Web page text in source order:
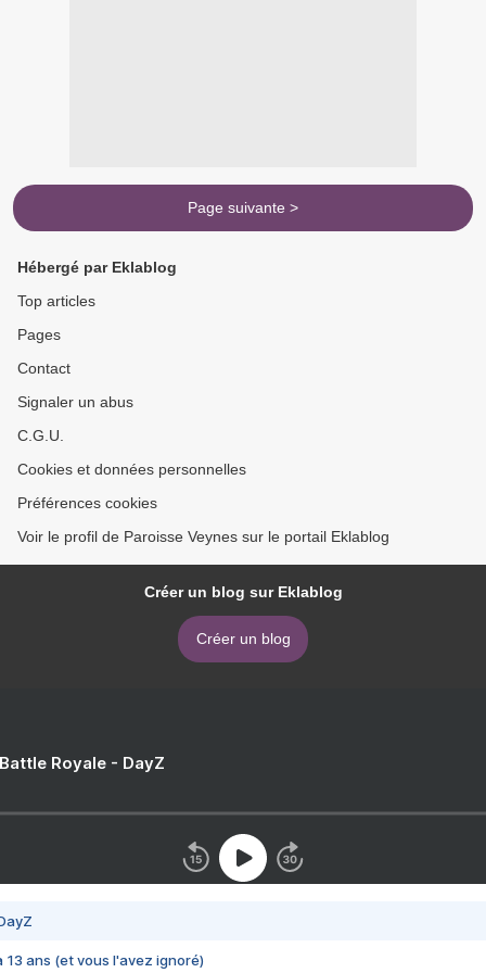
Page suivante >
Hébergé par Eklablog
Top articles
Pages
Contact
Signaler un abus
C.G.U.
Cookies et données personnelles
Préférences cookies
Voir le profil de Paroisse Veynes sur le portail Eklablog
Créer un blog sur Eklablog
Créer un blog
Royale - DayZ
13 ans (et vous l'avez ignoré)